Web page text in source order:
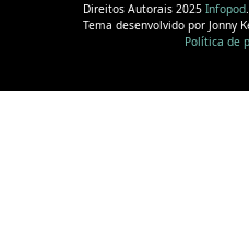
Direitos Autorais 2025 Infopod
Tema desenvolvido por Jonny
Política de